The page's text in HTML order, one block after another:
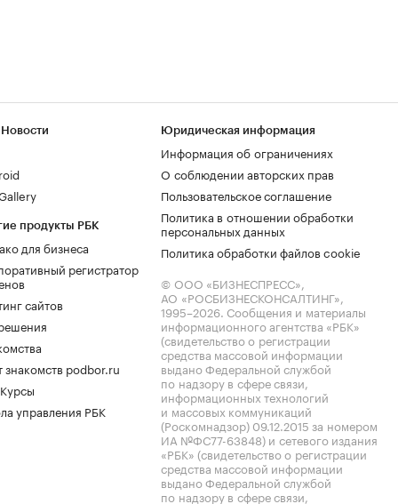
продукты РБК
для бизнеса
регистратор
сайтов
знакомств podbor.ru
управления РБК
Юридическая информация
Информация об ограничениях
О соблюдении авторских прав
Пользовательское соглашение
Политика в отношении обработки
персональных данных
Политика обработки файлов cookie
© ООО «БИЗНЕСПРЕСС»,
АО «РОСБИЗНЕСКОНСАЛТИНГ»,
1995–2026. Сообщения и материалы
информационного агентства «РБК»
(свидетельство о регистрации
средства массовой информации
выдано Федеральной службой
по надзору в сфере связи,
информационных технологий
и массовых коммуникаций
(Роскомнадзор) 09.12.2015 за номером
ИА №ФС77-63848) и сетевого издания
«РБК» (свидетельство о регистрации
средства массовой информации
выдано Федеральной службой
по надзору в сфере связи,